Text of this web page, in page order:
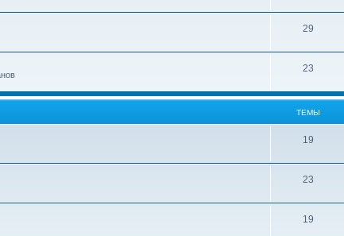
29
23
ТЕМЫ
19
23
19